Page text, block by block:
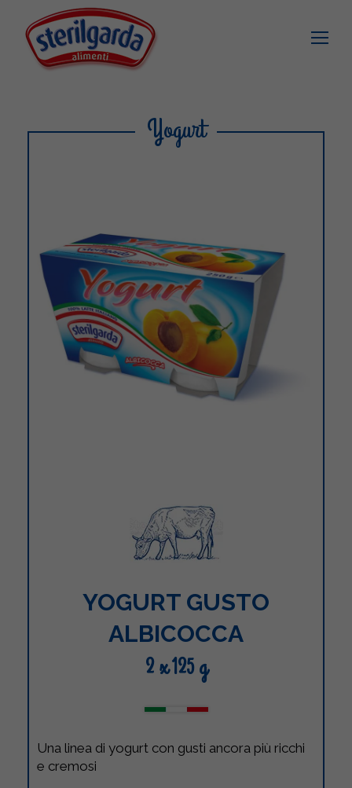
Yogurt
YOGURT GUSTO
ALBICOCCA
2 x 125 g
Una linea di yogurt con gusti ancora più ricchi
e cremosi